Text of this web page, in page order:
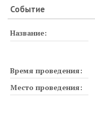
Событие
Название:
Время проведения:
Место проведения: